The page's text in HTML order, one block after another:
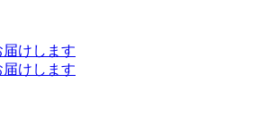
けします
けします